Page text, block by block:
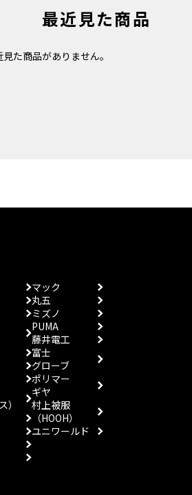
最近見た商品
た商品がありません。
）
マック
丸五
ミズノ
PUMA
藤井電工
富士
グローブ
ポリマー
ギヤ
村上被服
（HOOH）
ユニワールド